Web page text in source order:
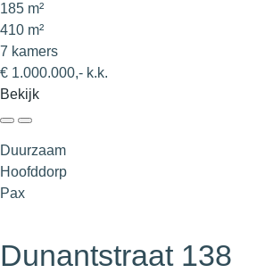
185 m²
410 m²
7 kamers
€ 1.000.000,- k.k.
Bekijk
Duurzaam
Hoofddorp
Pax
Dunantstraat 138